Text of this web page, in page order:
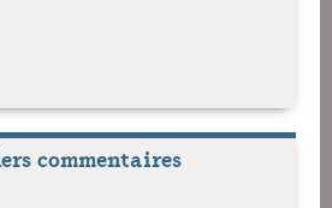
commentaires